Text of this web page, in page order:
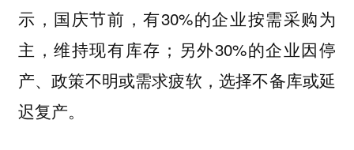
示，国庆节前，有30%的企业按需采购为
主，维持现有库存；另外30%的企业因停
产、政策不明或需求疲软，选择不备库或延
迟复产。